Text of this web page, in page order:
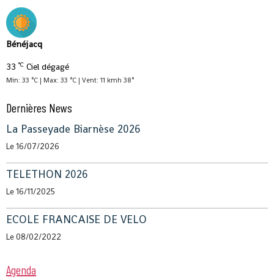
Bénéjacq
33 °C Ciel dégagé
Min: 33 °C | Max: 33 °C | Vent: 11 kmh 38°
Dernières News
La Passeyade Biarnèse 2026
Le 16/07/2026
TELETHON 2026
Le 16/11/2025
ECOLE FRANCAISE DE VELO
Le 08/02/2022
Agenda